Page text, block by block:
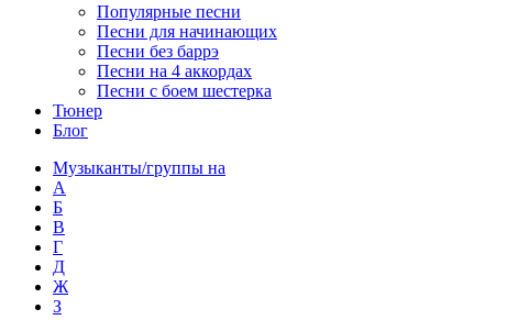
Популярные песни
Песни для начинающих
Песни без баррэ
Песни на 4 аккордах
Песни с боем шестерка
Тюнер
Блог
Музыканты/группы на
А
Б
В
Г
Д
Ж
З